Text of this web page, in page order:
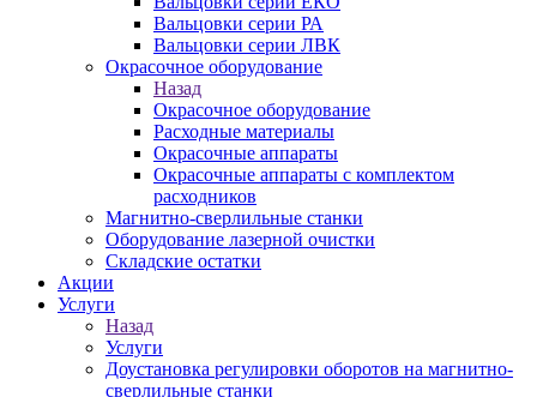
Вальцовки серии РА
Вальцовки серии ЛВК
Окрасочное оборудование
Назад
Окрасочное оборудование
Расходные материалы
Окрасочные аппараты
Окрасочные аппараты с комплектом
расходников
Магнитно-сверлильные станки
Оборудование лазерной очистки
Складские остатки
Акции
Услуги
Назад
Услуги
Доустановка регулировки оборотов на магнитно-
сверлильные станки